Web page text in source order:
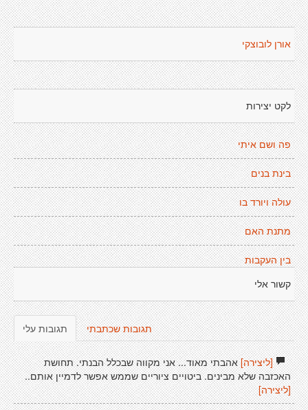
אורן לובוצקי
לקט יצירות
פה ושם איתי
בינת בנים
עולה ויורד בו
מתנת האם
בין העקבות
קשור אלי
תגובות עלי תגובות שכתבתי
[ליצירה]אהבתי מאוד... אני מקווה שבכלל הבנתי. תחושת
האכזבה שלא מבינים. ביטויים ציוריים שממש אפשר לדמיין אותם..
[ליצירה]